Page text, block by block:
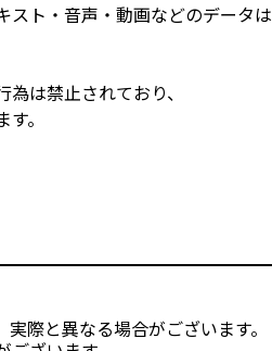
スト・音声・動画などのデータは
は禁止されており、
。
際と異なる場合がございます。